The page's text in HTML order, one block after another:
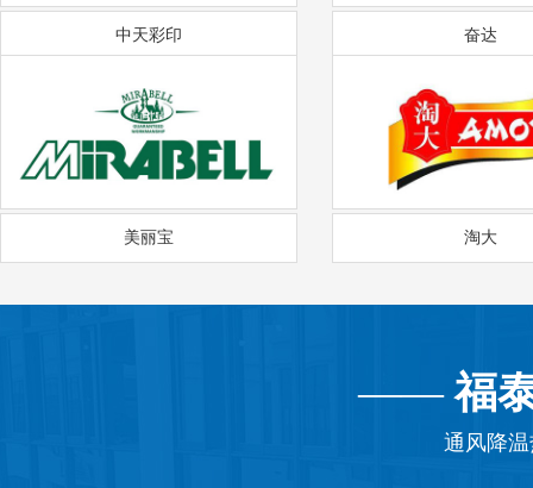
中天彩印 奋达
美丽宝 淘大
——福
通风降